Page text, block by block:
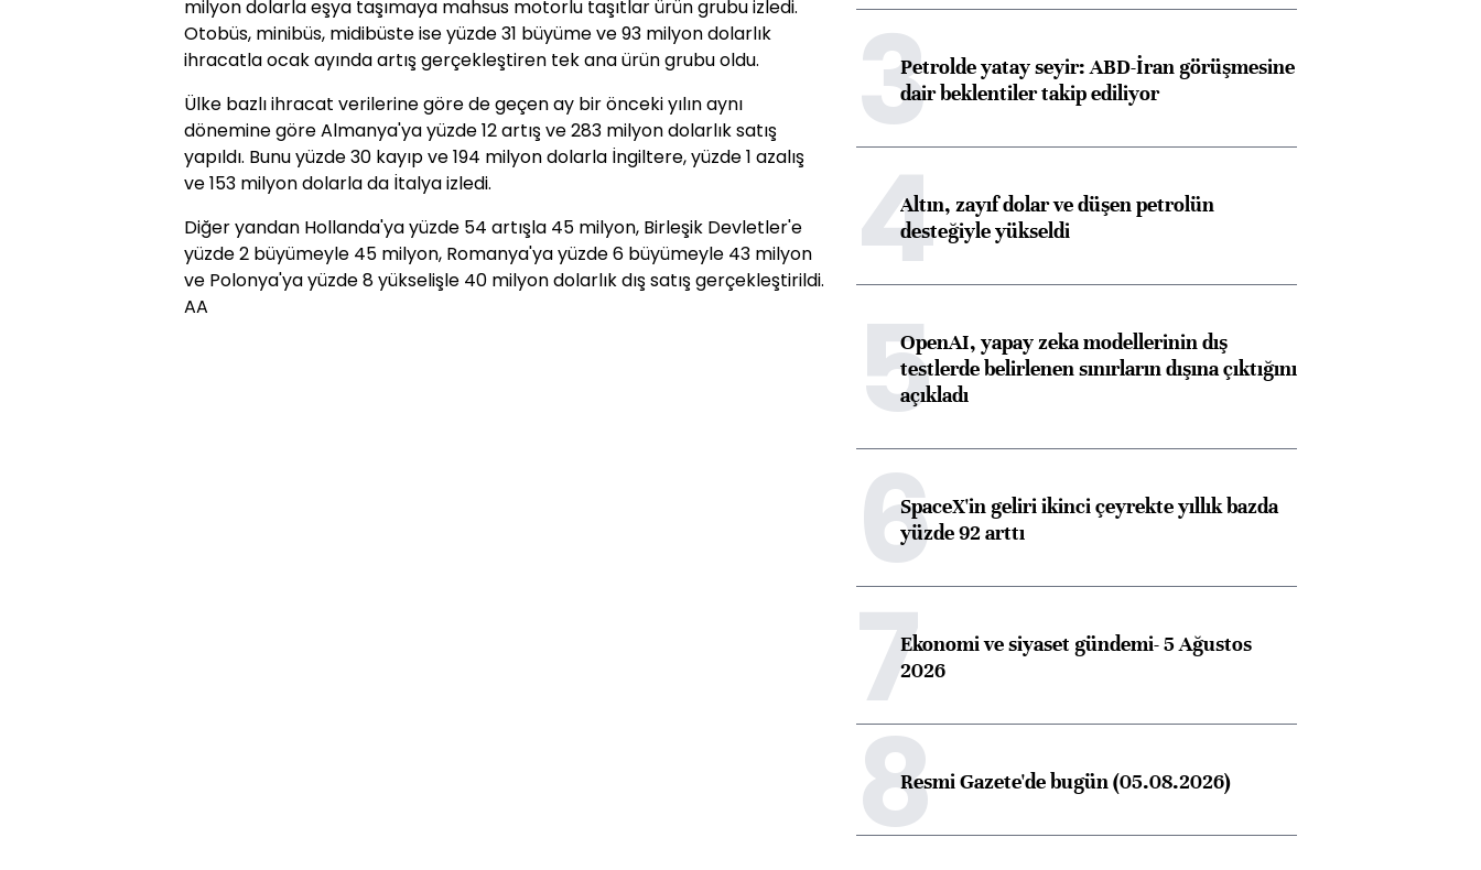
milyon dolarla eşya taşımaya mahsus motorlu taşıtlar ürün grubu izledi.
Otobüs, minibüs, midibüste ise yüzde 31 büyüme ve 93 milyon dolarlık
ihracatla ocak ayında artış gerçekleştiren tek ana ürün grubu oldu.
Ülke bazlı ihracat verilerine göre de geçen ay bir önceki yılın aynı
dönemine göre Almanya'ya yüzde 12 artış ve 283 milyon dolarlık satış
yapıldı. Bunu yüzde 30 kayıp ve 194 milyon dolarla İngiltere, yüzde 1 azalış
ve 153 milyon dolarla da İtalya izledi.
Diğer yandan Hollanda'ya yüzde 54 artışla 45 milyon, Birleşik Devletler'e
yüzde 2 büyümeyle 45 milyon, Romanya'ya yüzde 6 büyümeyle 43 milyon
ve Polonya'ya yüzde 8 yükselişle 40 milyon dolarlık dış satış gerçekleştirildi.
AA
3Petrolde yatay seyir: ABD-İran görüşmesine
dair beklentiler takip ediliyor
4Altın, zayıf dolar ve düşen petrolün
desteğiyle yükseldi
5OpenAI, yapay zeka modellerinin dış
testlerde belirlenen sınırların dışına çıktığını
açıkladı
6SpaceX'in geliri ikinci çeyrekte yıllık bazda
yüzde 92 arttı
7Ekonomi ve siyaset gündemi- 5 Ağustos
2026
8Resmi Gazete'de bugün (05.08.2026)